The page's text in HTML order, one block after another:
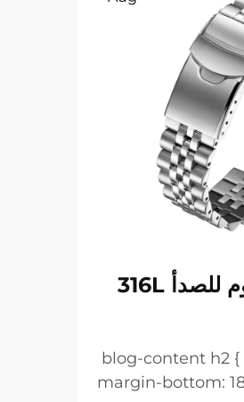
لماذا فولاذ المقاوم للصدأ 316L
.blog-content h2
margin-bottom: